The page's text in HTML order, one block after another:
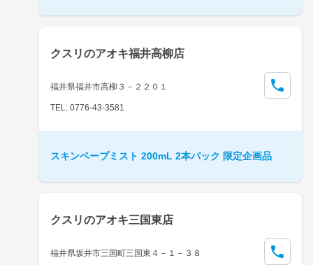
クスリのアオキ福井高柳店
福井県福井市高柳３－２２０１
TEL: 0776-43-3581
スキンベープミスト 200mL 2本パック 限定企画品
クスリのアオキ三国東店
福井県坂井市三国町三国東４－１－３８